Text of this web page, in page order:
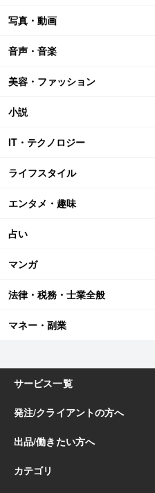
写真・動画
音声・音楽
美容・ファッション
小説
IT・テクノロジー
ライフスタイル
エンタメ・趣味
占い
マンガ
法律・税務・士業全般
マネー・副業